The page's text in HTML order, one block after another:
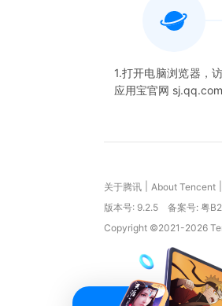
1.打开电脑浏览器，
应用宝官网 sj.qq.com
关于腾讯 About Tencent
版本号: 9.2.5 备案号: 粤
Copyright ©2021-2026